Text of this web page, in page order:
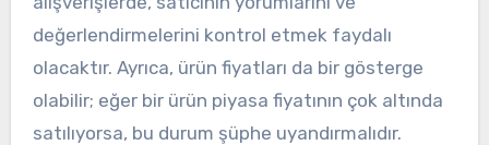
değerlendirmelerini kontrol etmek faydalı
olacaktır. Ayrıca, ürün fiyatları da bir gösterge
olabilir; eğer bir ürün piyasa fiyatının çok altında
satılıyorsa, bu durum şüphe uyandırmalıdır.